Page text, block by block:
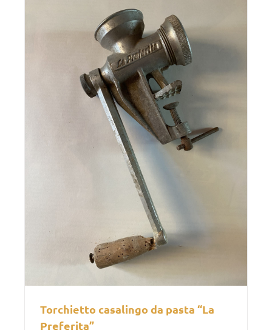
Torchietto casalingo da pasta “La
Preferita”